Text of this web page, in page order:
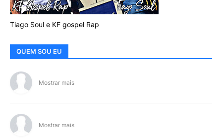
Tiago Soul e KF gospel Rap
QUEM SOU EU
Mostrar mais
Mostrar mais